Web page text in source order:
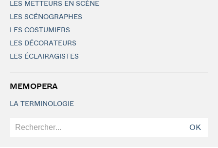
LES METTEURS EN SCÈNE
LES SCÉNOGRAPHES
LES COSTUMIERS
LES DÉCORATEURS
LES ÉCLAIRAGISTES
MEMOPERA
LA TERMINOLOGIE
OK